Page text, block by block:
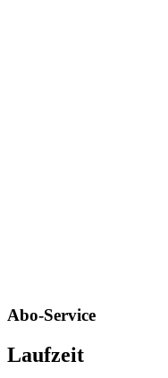
Abo-Service
Laufzeit